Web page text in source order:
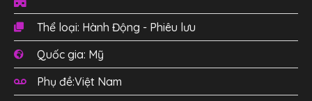
Thể loại: Hành Động - Phiêu lưu
Quốc gia: Mỹ
Phụ đề:Việt Nam